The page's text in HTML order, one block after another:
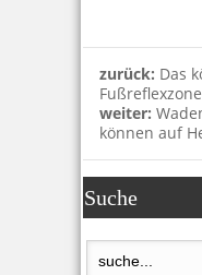
zurück: Das
weiter:
können auf
Suche